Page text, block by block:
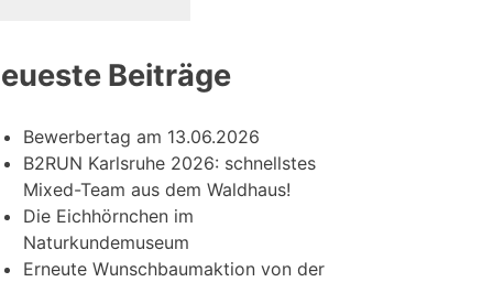
Beiträge
Bewerbertag am 13.06.2026
B2RUN Karlsruhe 2026: schnellstes
Mixed-Team aus dem Waldhaus!
Die Eichhörnchen im
Naturkundemuseum
Erneute Wunschbaumaktion von der